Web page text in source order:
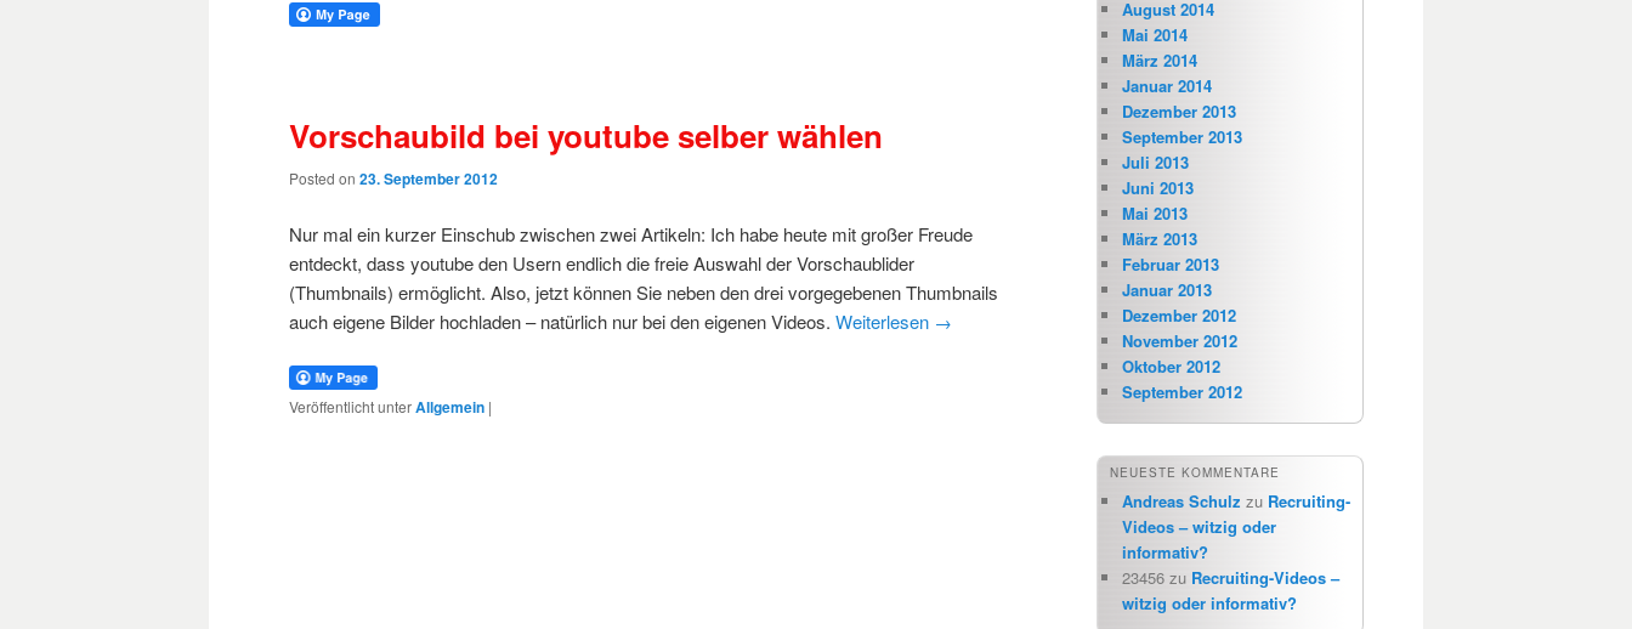
Vorschaubild bei youtube selber wählen
Posted on 23. September 2012
Nur mal ein kurzer Einschub zwischen zwei Artikeln: Ich habe heute mit großer Freude
entdeckt, dass youtube den Usern endlich die freie Auswahl der Vorschaublider
(Thumbnails) ermöglicht. Also, jetzt können Sie neben den drei vorgegebenen Thumbnails
auch eigene Bilder hochladen – natürlich nur bei den eigenen Videos. Weiterlesen →
Veröffentlicht unterAllgemein |
August 2014
Mai 2014
März 2014
Januar 2014
Dezember 2013
September 2013
Juli 2013
Juni 2013
Mai 2013
März 2013
Februar 2013
Januar 2013
Dezember 2012
November 2012
Oktober 2012
September 2012
NEUESTE KOMMENTARE
Andreas Schulz zu Recruiting-
Videos – witzig oder
informativ?
23456 zu Recruiting-Videos –
witzig oder informativ?